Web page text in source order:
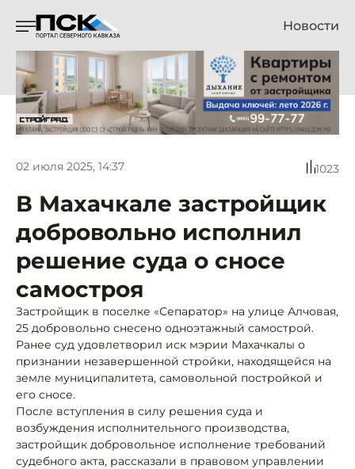
Новости
02 июля 2025, 14:37 1023
В Махачкале застройщик
добровольно исполнил
решение суда о сносе
самостроя
Застройщик в поселке «Сепаратор» на улице Алчовая,
25 добровольно снесено одноэтажный самострой.
Ранее суд удовлетворил иск мэрии Махачкалы о
признании незавершенной стройки, находящейся на
земле муниципалитета, самовольной постройкой и
его сносе.
После вступления в силу решения суда и
возбуждения исполнительного производства,
застройщик добровольное исполнение требований
судебного акта, рассказали в правовом управлении